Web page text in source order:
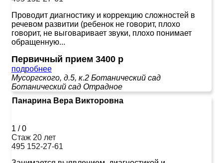
Проводит диагностику и коррекцию сложностей в
речевом развитии (ребенок не говорит, плохо
говорит, не выговаривает звуки, плохо понимает
обращенную...
Первичный прием 3400 р
подробнее
Мусоргского, д.5, к.2 Ботанический сад
Ботанический сад Отрадное
Панарина Вера Викторовна
1 /0
Стаж 20 лет
495 152-27-61